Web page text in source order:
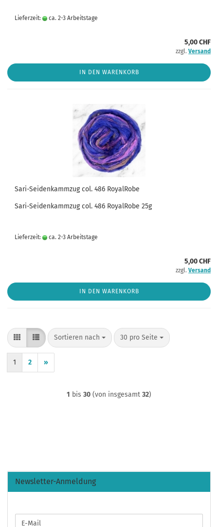
Lieferzeit: ca. 2-3 Arbeitstage
5,00 CHF
zzgl. Versand
IN DEN WARENKORB
Sari-Seidenkammzug col. 486 RoyalRobe
Sari-Seidenkammzug col. 486 RoyalRobe 25g
Lieferzeit: ca. 2-3 Arbeitstage
5,00 CHF
zzgl. Versand
IN DEN WARENKORB
Sortieren nach
Sortieren nach 30 pro Seite
pro Seite
1 2 »
1 bis 30 (von insgesamt 32)
Newsletter-Anmeldung
E-